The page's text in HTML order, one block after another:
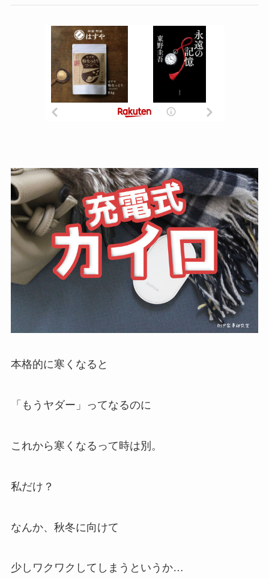
本格的に寒くなると
「もうヤダー」ってなるのに
これから寒くなるって時は別。
私だけ？
なんか、秋冬に向けて
少しワクワクしてしまうというか…